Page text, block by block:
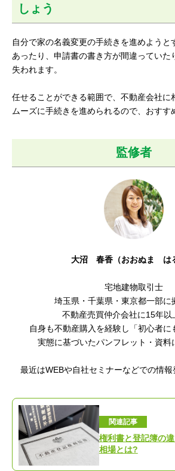
しょう
自分で家の名義変更の手続きを進めようと
あったり、申請書の書き方が間違っていた
失われます。
任せることができる範囲で、不動産会社に
ムーズに手続きを進められるので、おすす
監修者
大沼 春香（おおぬま は
宅地建物取引士
埼玉県・千葉県・東京都一部に
不動産売買仲介会社に15年以
自身も不動産購入を経験し「初心者に
実態に基づいたパンフレット・資料
最近はWEBや自社セミナーなどでの情報
関連記事
権利書と登記簿の
相場とは?